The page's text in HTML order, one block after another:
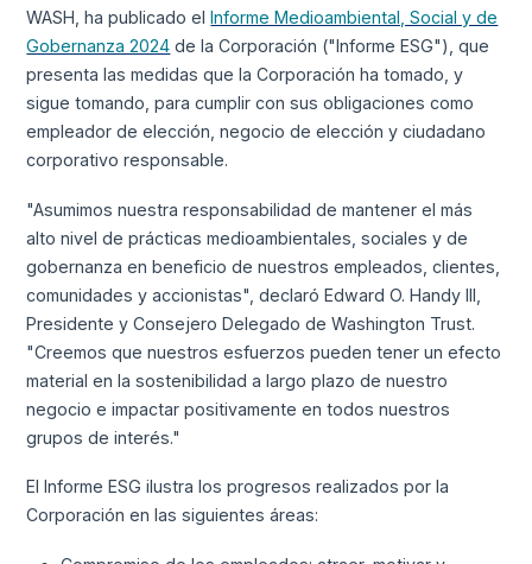
WASH, ha publicado elInforme Medioambiental, Social y de
Gobernanza 2024 de la Corporación ("Informe ESG"), que
presenta las medidas que la Corporación ha tomado, y
sigue tomando, para cumplir con sus obligaciones como
empleador de elección, negocio de elección y ciudadano
corporativo responsable.
"Asumimos nuestra responsabilidad de mantener el más
alto nivel de prácticas medioambientales, sociales y de
gobernanza en beneficio de nuestros empleados, clientes,
comunidades y accionistas", declaró Edward O. Handy III,
Presidente y Consejero Delegado de Washington Trust.
"Creemos que nuestros esfuerzos pueden tener un efecto
material en la sostenibilidad a largo plazo de nuestro
negocio e impactar positivamente en todos nuestros
grupos de interés."
El Informe ESG ilustra los progresos realizados por la
Corporación en las siguientes áreas: